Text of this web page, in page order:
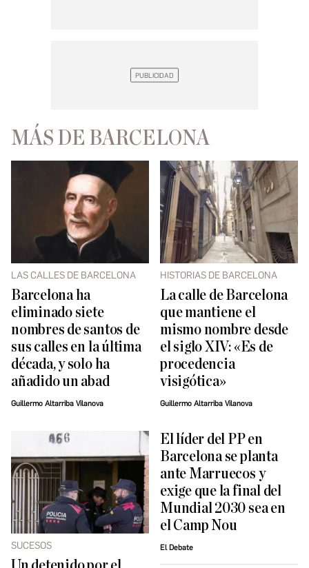
MÁS DE BARCELONA
LAS CALLES DE BARCELONA
Barcelona ha
eliminado siete
nombres de santos de
sus calles en la última
década, y solo ha
añadido un abad
Guillermo Altarriba Vilanova
HISTORIAS DE BARCELONA
La calle de Barcelona
que mantiene el
mismo nombre desde
el siglo XIV: «Es de
procedencia
visigótica»
Guillermo Altarriba Vilanova
SUCESOS
El líder del PP en
Barcelona se planta
ante Marruecos y
exige que la final del
Mundial 2030 sea en
el Camp Nou
El Debate